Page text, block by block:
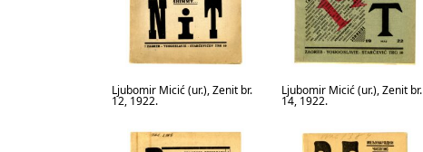
Ljubomir Micić (ur.), Zenit br.
12, 1922.
Ljubomir Micić (ur.), Zenit br.
14, 1922.